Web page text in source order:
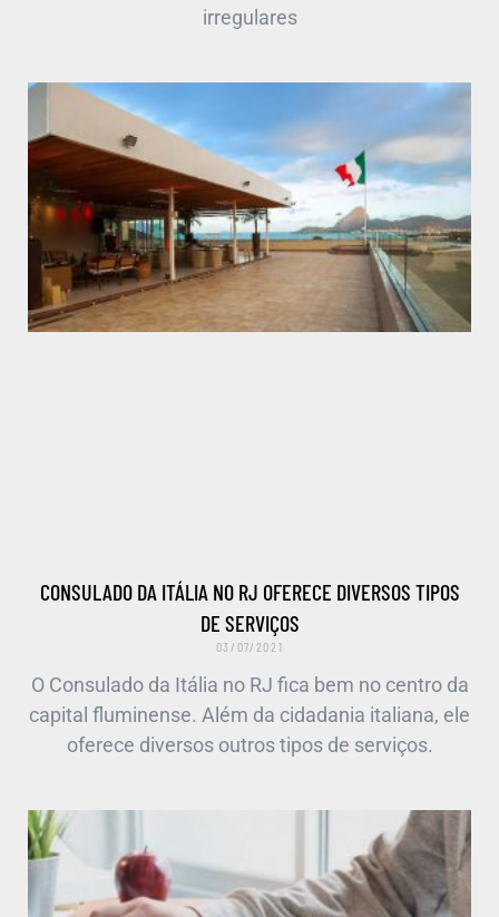
irregulares
CONSULADO DA ITÁLIA NO RJ OFERECE DIVERSOS TIPOS
DE SERVIÇOS
03/07/2021
O Consulado da Itália no RJ fica bem no centro da
capital fluminense. Além da cidadania italiana, ele
oferece diversos outros tipos de serviços.